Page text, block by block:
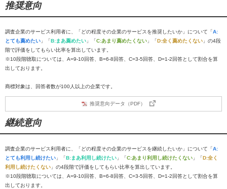
推奨意向
調査企業のサービス利用者に、「どの程度その企業のサービスを推奨したいか」について「A:
とても薦めたい 」「B:まあ薦めたい 」「C:あまり薦めたくない 」「D:全く薦めたくない 」の4段
階で評価をしてもらい比率を算出しています。
※10段階聴取については、A=9-10回答、B=6-8回答、C=3-5回答、D=1-2回答として割合を算
出しております。
商標対象は、回答者数が100人以上の企業です。
推奨意向データ（PDF）
継続意向
調査企業のサービス利用者に、「どの程度その企業のサービスを継続したいか」について「A:
とても利用し続けたい 」「B:まあ利用し続けたい 」「C:あまり利用し続けたくない 」「D:全く
利用し続けたくない 」の4段階で評価をしてもらい比率を算出しています。
※10段階聴取については、A=9-10回答、B=6-8回答、C=3-5回答、D=1-2回答として割合を算
出しております。